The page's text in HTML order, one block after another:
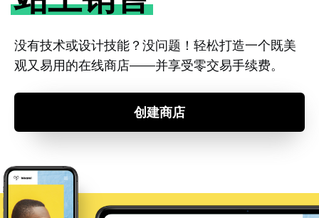
没有技术或设计技能？没问题！轻松打造一个既美
观又易用的在线商店——并享受零交易手续费。
创建商店